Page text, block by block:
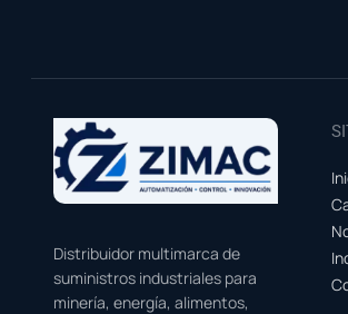
Distribuidor multimarca de
suministros industriales para
minería, energía, alimentos,